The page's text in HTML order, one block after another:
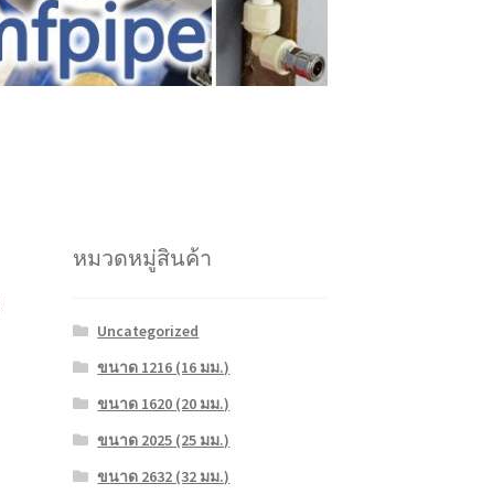
หมวดหมู่สินค้า
Uncategorized
ขนาด 1216 (16 มม.)
ขนาด 1620 (20 มม.)
ขนาด 2025 (25 มม.)
ขนาด 2632 (32 มม.)